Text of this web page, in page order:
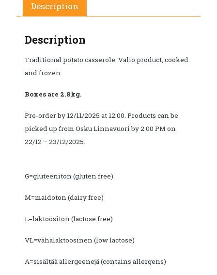
Description
Description
Traditional potato casserole. Valio product, cooked
and frozen.
Boxes are 2.8kg.
Pre-order by 12/11/2025 at 12:00. Products can be
picked up from Osku Linnavuori by 2:00 PM on
22/12 – 23/12/2025.
G=gluteeniton (gluten free)
M=maidoton (dairy free)
L=laktoositon (lactose free)
VL=vähälaktoosinen (low lactose)
A=sisältää allergeenejä (contains allergens)